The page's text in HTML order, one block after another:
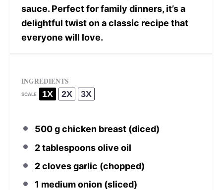
sauce. Perfect for family dinners, it’s a
delightful twist on a classic recipe that
everyone will love.
INGREDIENTS
SCALE 1X 2X 3X
500 gchicken breast (diced)
2 tablespoonsolive oil
2cloves garlic (chopped)
1 medium onion (sliced)